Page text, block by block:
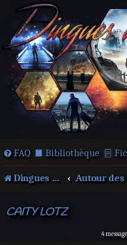
FAQ Bibliothèque
Dingues de séries télé !
CAITY LOTZ
4